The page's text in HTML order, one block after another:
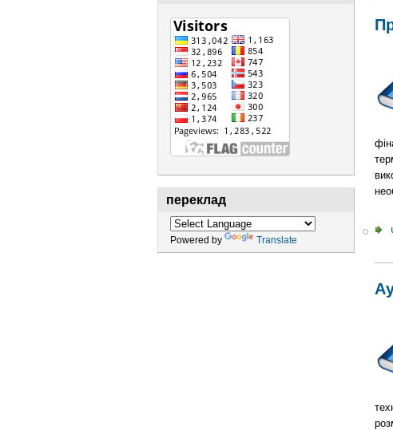
переклад
Powered by Translate